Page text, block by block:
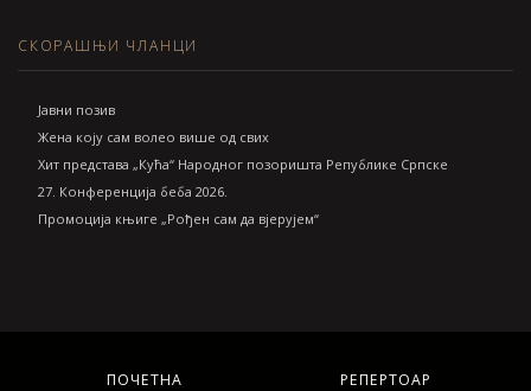
СКОРАШЊИ ЧЛАНЦИ
Jавни позив
Жена коју сам волео више од свих
Хит представа „Кућа“ Народног позоришта Републике Српске
27. Конференција беба 2026.
Промоција књиге „Рођен сам да вјерујем“
ПОЧЕТНА
РЕПЕРТОАР